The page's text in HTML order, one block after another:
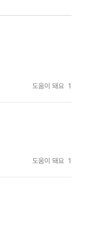
도움이 돼요 1
도움이 돼요 1